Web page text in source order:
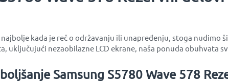
najbolje kada je reč o održavanju ili unapređenju, stoga
uključujući nezaobilazne LCD ekrane, naša ponuda obuhvata
Samsung S5780 Wave 578